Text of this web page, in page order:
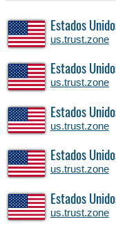
Estados
us.trust.zone
Estados
us.trust.zone
Estados
us.trust.zone
Estados
us.trust.zone
Estados
us.trust.zone